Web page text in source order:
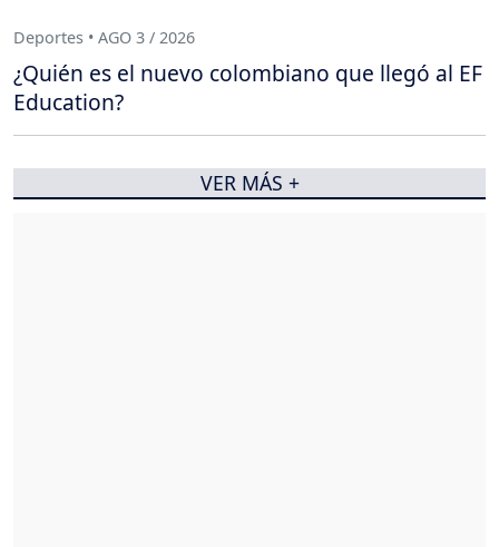
Deportes • AGO 3 / 2026
¿Quién es el nuevo colombiano que llegó al EF
Education?
VER MÁS +